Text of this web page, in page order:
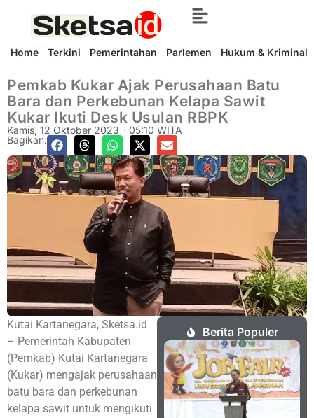
Home Terkini Pemerintahan Parlemen Hukum & Kriminal
Pemkab Kukar Ajak Perusahaan Batu
Bara dan Perkebunan Kelapa Sawit
Kukar Ikuti Desk Usulan RBPK
Kamis, 12 Oktober 2023 - 05:10 WITA
Bagikan:
Kutai Kartanegara, Sketsa.id
– Pemerintah Kabupaten
(Pemkab) Kutai Kartanegara
(Kukar) mengajak perusahaan
batu bara dan perkebunan
kelapa sawit untuk mengikuti
Berita Populer